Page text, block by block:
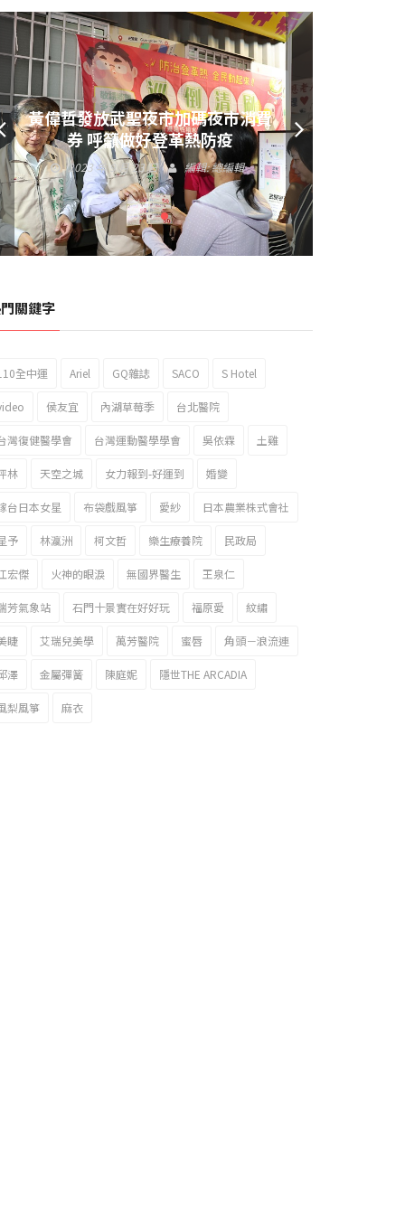
黃偉哲發放武聖夜市加碼夜市消費
券 呼籲做好登革熱防疫
2023 年 9 月 23 日 編輯:總編輯
關鍵字
全中運 Ariel GQ雜誌 SACO S Hotel
侯友宜 內湖草莓季 台北醫院
灣復健醫學會 台灣運動醫學學會 吳依霖 土雞
林 天空之城 女力報到-好運到 婚變
台日本女星 布袋戲風箏 愛紗 日本農業株式會社
予 林瀛洲 柯文哲 樂生療養院 民政局
宏傑 火神的眼淚 無國界醫生 王泉仁
芳氣象站 石門十景實在好好玩 福原愛 紋繡
睫 艾瑞兒美學 萬芳醫院 蜜唇 角頭－浪流連
澤 金屬彈簧 陳庭妮 隱世THE ARCADIA
梨風箏 麻衣